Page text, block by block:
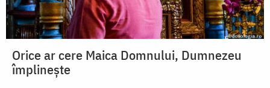
Orice ar cere Maica Domnului, Dumnezeu
împlinește